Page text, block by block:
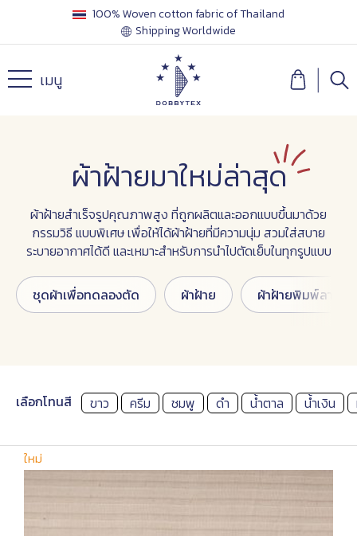
100% Woven cotton fabric of Thailand
Shipping Worldwide
เมนู
ผ้าฝ้ายมาใหม่ล่าสุด
ผ้าฝ้ายสำเร็จรูปคุณภาพสูง ที่ถูกผลิตและออกแบบขึ้นมาด้วย
กรรมวิธี แบบพิเศษ เพื่อให้ได้ผ้าฝ้ายที่มีความนุ่ม สวมใส่สบาย
ระบายอากาศได้ดี และเหมาะสำหรับการนำไปตัดเย็บในทุกรูปแบบ
ชุดผ้าเพื่อทดลองตัด ผ้าฝ้าย ผ้าฝ้ายพิมพ์ลาย
เลือกโทนสี ขาว ครีม ชมพู ดำ น้ำตาล น้ำเงิน
ใหม่